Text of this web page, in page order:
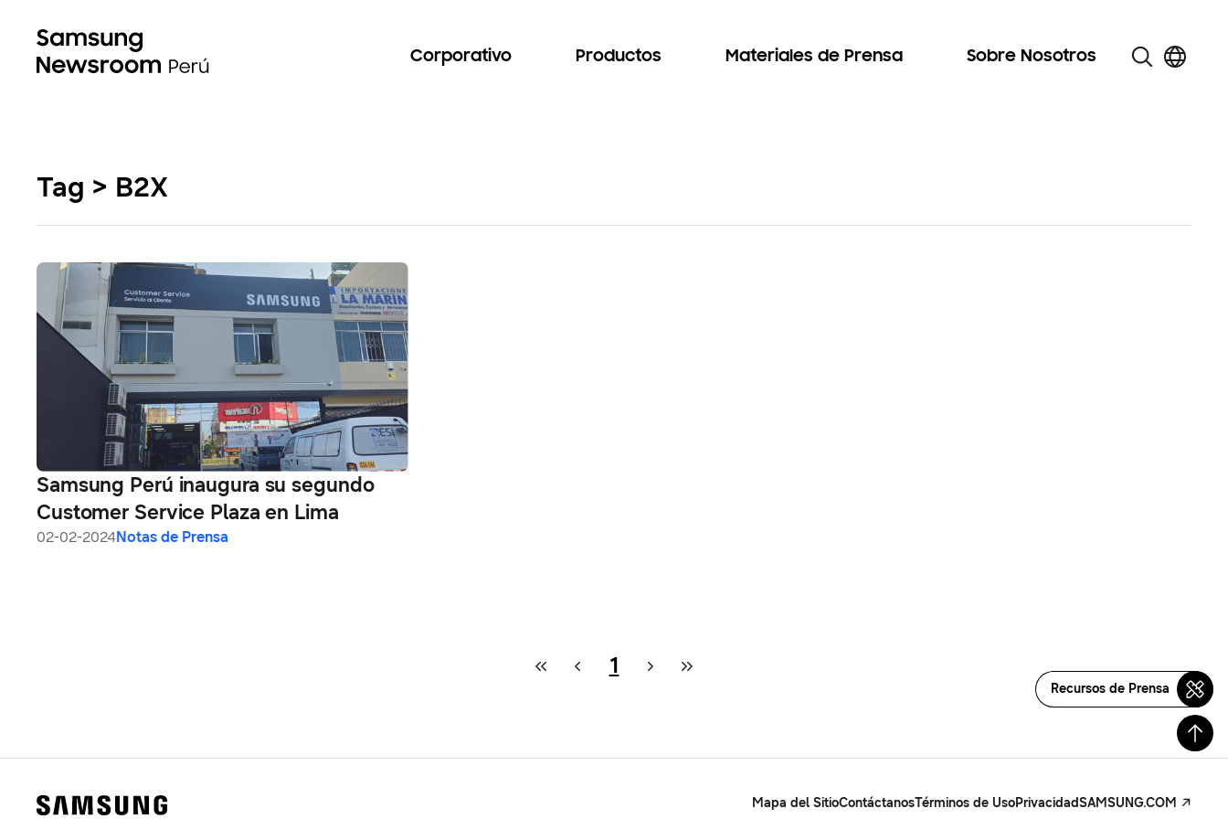
Corporativo Productos Materiales de Prensa Sobre Nosotros
Tag > B2X
Samsung Perú inaugura su segundo
Customer Service Plaza en Lima
02-02-2024Notas de Prensa
1
Recursos de Prensa
Mapa del SitioContáctanosTérminos de UsoPrivacidadSAMSUNG.COM